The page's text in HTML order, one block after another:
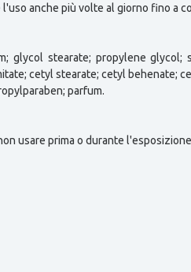
anche più volte al giorno fino a
glycol stearate; propylene glycol;
cetyl stearate; cetyl behenate;
parfum.
usare prima o durante